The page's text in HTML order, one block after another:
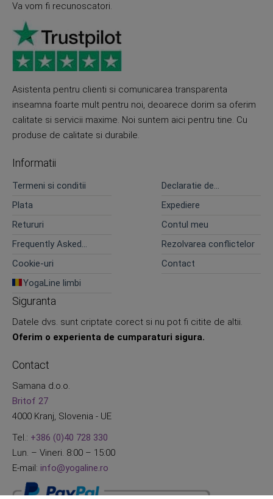
Va vom fi recunoscatori.
Asistenta pentru clienti si comunicarea transparenta
inseamna foarte mult pentru noi, deoarece dorim sa oferim
calitate si servicii maxime. Noi suntem aici pentru tine. Cu
produse de calitate si durabile.
Informatii
Termeni si conditii
Declaratie de
Plata
Expediere
Retururi
Contul meu
Frequently Asked
Rezolvarea conflictelor
Cookie-uri
Contact
YogaLine limbi
Siguranta
Datele dvs. sunt criptate corect si nu pot fi citite de altii.
Oferim o experienta de cumparaturi sigura.
Contact
Samana d.o.o.
Britof 27
4000 Kranj, Slovenia - UE
Tel.: +386 (0)40 728 330
Lun. – Vineri. 8:00 – 15:00
E-mail: info@yogaline.ro